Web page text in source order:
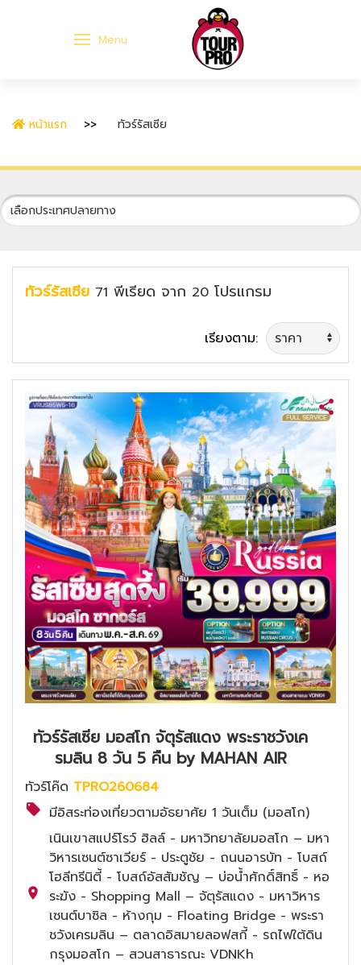
Menu
หน้าแรก ทัวร์รัสเซีย
ค้นหาทัวร์
ทัวร์รัสเซีย 71 พีเรียด จาก 20 โปรแกรม
เรียงตาม:
ทัวร์รัสเซีย มอสโก จัตุรัสแดง พระราชวังเค
รมลิน 8 วัน 5 คืน by MAHAN AIR
ทัวร์โค๊ด TPRO260684
มีอิสระท่องเที่ยวตามอัธยาศัย 1 วันเต็ม (มอสโก)
เนินเขาสแปร์โรว์ ฮิลล์ - มหาวิทยาลัยมอสโก – มหา
วิหารเซนต์ซาเวียร์ - ประตูชัย - ถนนอารบัท - โบสถ์
โฮลีทรีนิตี้ - โบสถ์อัสสัมชัญ – บ่อน้ำศักดิ์สิทธิ์ - หอ
ระฆัง - Shopping Mall – จัตุรัสแดง - มหาวิหาร
เซนต์บาซิล - ห้างกุม - Floating Bridge - พระรา
ชวังเครมลิน – ตลาดอิสมายลอฟสกี้ - รถไฟใต้ดิน
กรุงมอสโก – สวนสาธารณะ VDNKh